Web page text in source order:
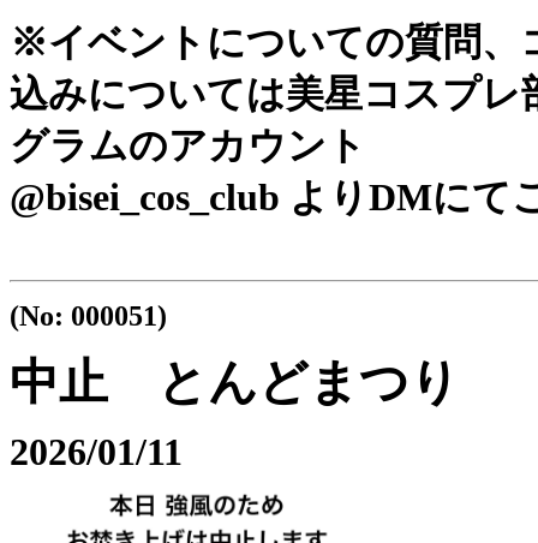
※イベントについての質問、
込みについては美星コスプ
グラムのアカウント
@bisei_cos_club よりDMにて
(No: 000051)
中止 とんどまつり
2026/01/11